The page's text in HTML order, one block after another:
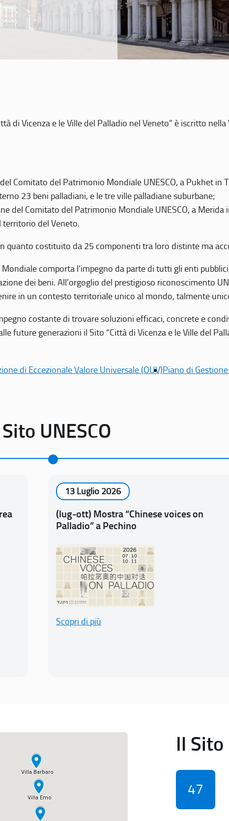
di Vicenza e le Ville del Palladio nel Veneto” è iscritto
Comitato del Patrimonio Mondiale UNESCO, a Pukhet
23 beni palladiani, e le tre ville palladiane suburbane;
del Comitato del Patrimonio Mondiale UNESCO, a
del Veneto.
quanto costituito da 25 componenti tra loro distinte ma
comporta l’impegno da parte di tutti gli enti
dei beni. All’orgoglio del prestigioso riconoscimento
in un contesto territoriale unico al mondo, talmente
costante di trovare soluzioni efficaci, concrete e
future generazioni il Sito “Città di Vicenza e le Ville del
di Eccezionale Valore Universale (OUV)Piano di
UNESCO
13 Luglio 2026
(lug-ott) Mostra “Chinese voices on
Palladio” a Pechino
Scopri di più
Il Sito
47